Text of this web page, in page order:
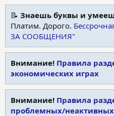
📝 Знаешь буквы и
Платим. Дорого.
ЗА СООБЩЕНИЯ"
Внимание! Правила
экономических играх
Внимание! Правила
проблемных/